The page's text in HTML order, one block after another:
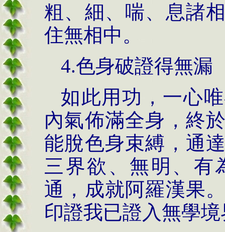
粗、細、喘、息諸
住無相中。
4.色身破證得無漏
如此用功，一心
內氣佈滿全身，終
能脫色身束縛，通
三界欲、無明、有
通，成就阿羅漢果
印證我已證入無學